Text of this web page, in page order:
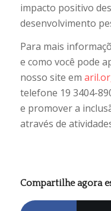
impacto positivo
desenvolvimento
Para mais
e como você pode
nosso site em
telefone 19 3404-
e promover a
através de
Compartilhe agora